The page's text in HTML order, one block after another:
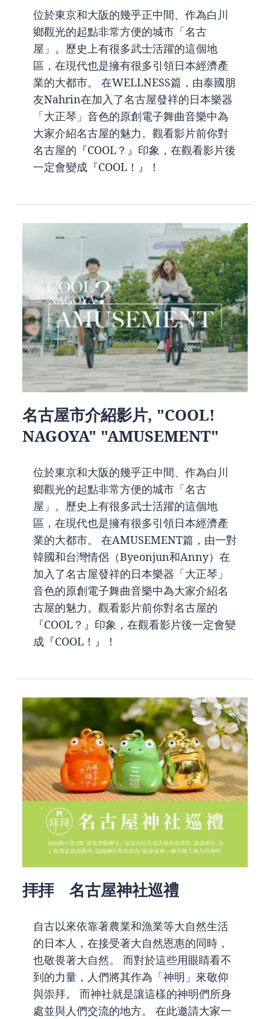
位於東京和大阪的幾乎正中間、作為白川
鄉觀光的起點非常方便的城市「名古
屋」。歷史上有很多武士活躍的這個地
區，在現代也是擁有很多引領日本經濟產
業的大都市。 在WELLNESS篇，由泰國朋
友Nahrin在加入了名古屋發祥的日本樂器
「大正琴」音色的原創電子舞曲音樂中為
大家介紹名古屋的魅力。觀看影片前你對
名古屋的『COOL？』印象，在觀看影片後
一定會變成『COOL！』！
名古屋市介紹影片, "COOL!
NAGOYA" "AMUSEMENT"
位於東京和大阪的幾乎正中間、作為白川
鄉觀光的起點非常方便的城市「名古
屋」。歷史上有很多武士活躍的這個地
區，在現代也是擁有很多引領日本經濟產
業的大都市。 在AMUSEMENT篇，由一對
韓國和台灣情侶（Byeonjun和Anny）在
加入了名古屋發祥的日本樂器「大正琴」
音色的原創電子舞曲音樂中為大家介紹名
古屋的魅力。觀看影片前你對名古屋的
『COOL？』印象，在觀看影片後一定會變
成『COOL！』！
拝拝 名古屋神社巡禮
自古以來依靠著農業和漁業等大自然生活
的日本人，在接受著大自然恩惠的同時，
也敬畏著大自然。 而對於這些用眼睛看不
到的力量，人們將其作為「神明」來敬仰
與崇拜。 而神社就是讓這樣的神明們所身
處並與人們交流的地方。 在此邀請大家一